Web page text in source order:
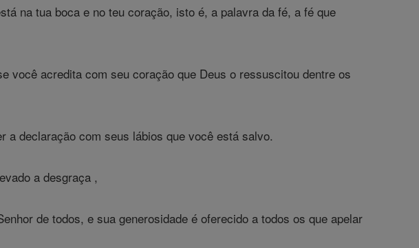
na tua boca e no teu coração, isto é, a palavra da fé, a fé que
você acredita com seu coração que Deus o ressuscitou dentre os
a declaração com seus lábios que você está salvo.
a desgraça ,
de todos, e sua generosidade é oferecido a todos os que apelar